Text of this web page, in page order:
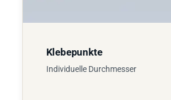
Klebepunkte
Individuelle Durchmesser